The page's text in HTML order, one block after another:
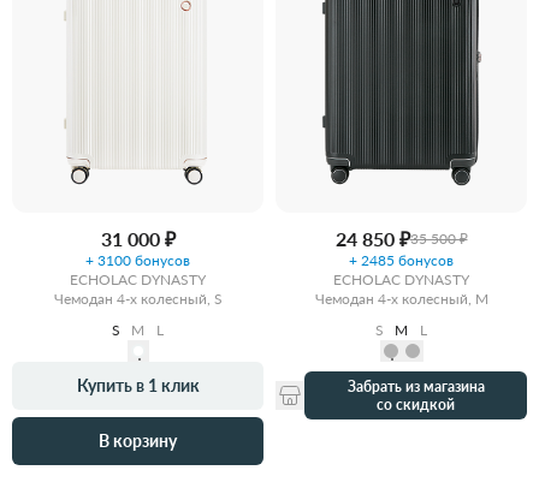
31 000 ₽
+ 3100 бонусов
ECHOLAC DYNASTY
Чемодан 4-х колесный, S
S
M L
Купить в 1 клик
В корзину
24 850 ₽35 500 ₽
+ 2485 бонусов
ECHOLAC DYNASTY
Чемодан 4-х колесный, M
S
M L
Забрать из магазина
со скидкой